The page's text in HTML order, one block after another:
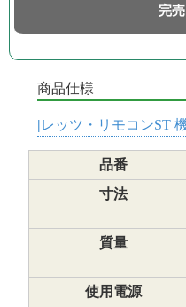
完
商品仕様
レッツ・リモコンST
品番
寸法
質量
使用電源